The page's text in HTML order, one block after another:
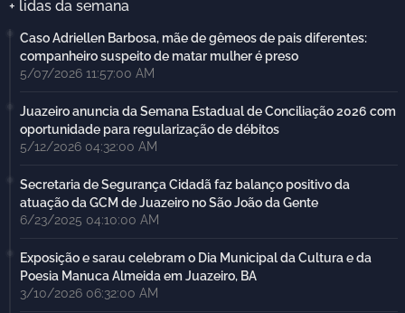
+ lidas da semana
Caso Adriellen Barbosa, mãe de gêmeos de pais diferentes:
companheiro suspeito de matar mulher é preso
5/07/2026 11:57:00 AM
Juazeiro anuncia da Semana Estadual de Conciliação 2026 com
oportunidade para regularização de débitos
5/12/2026 04:32:00 AM
Secretaria de Segurança Cidadã faz balanço positivo da
atuação da GCM de Juazeiro no São João da Gente
6/23/2025 04:10:00 AM
Exposição e sarau celebram o Dia Municipal da Cultura e da
Poesia Manuca Almeida em Juazeiro, BA
3/10/2026 06:32:00 AM